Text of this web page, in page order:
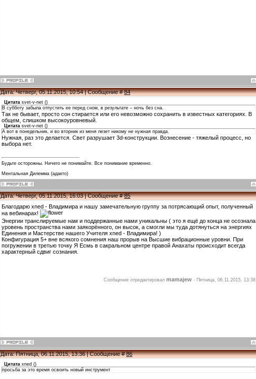
Дата: Четверг, 05.11.2015, 10:54 | Сообщение #84
Цитата svet-v-net ()
В субботу забыла отпустить ее перед сном, в результате – ночь без сна.
Так не бывает, просто сон стирается или его невозможно сохранить в известных категориях. В
общем, слишком высокоуровневый.
Цитата svet-v-net ()
А вот в понедельник, и во вторник из меня лезет никому не нужная правда.
Нужная, раз это делается. Свет разрушает 3d-конструкции. Вознесение - тяжелый процесс, но
выбора нет.
Будьте осторожны. Ничего не понимайте. Все понимание временно.
Ментальная Дилемма (адакто)
Дата: Четверг, 05.11.2015, 16:03 | Сообщение #85
Благодарю xned - Владимира и нашу замечательную группу за потрясающий опыт, полученный
на вебинарах!
Энергии транслируемые нам и поддержанные нами уникальны ( это я ещё до конца не осознала
уровень пространства нами заякорённого, он высок, а смогли мы туда дотянуться на энергиях
Единения и Мастерстве нашего Учителя xned - Владимира! )
Конфигурация 5+ вне всякого сомнения наш прорыв на Высшие вибрационные уровни. При
погружении в третью точку Я Есмь в сакральном центре правой Анахаты происходит всегда
характерный сдвиг сознания.
Сообщение отредактировал mamajew - Пятница, 06.11.2015, 13:38
Дата: Пятница, 06.11.2015, 13:36 | Сообщение #86
Цитата xned ()
просьба за это время освоить новый инструмент